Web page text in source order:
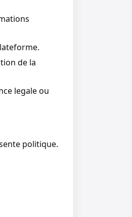
de la
legale ou
politique.